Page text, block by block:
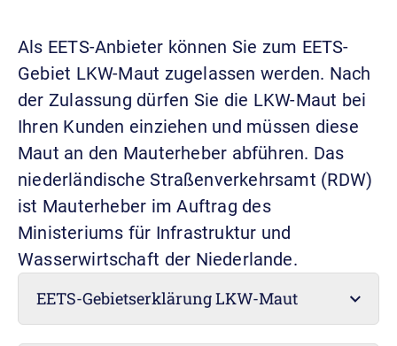
Als EETS-Anbieter können Sie zum EETS-
Gebiet LKW-Maut zugelassen werden. Nach
der Zulassung dürfen Sie die LKW-Maut bei
Ihren Kunden einziehen und müssen diese
Maut an den Mauterheber abführen. Das
niederländische Straßenverkehrsamt (RDW)
ist Mauterheber im Auftrag des
Ministeriums für Infrastruktur und
Wasserwirtschaft der Niederlande.
EETS-Gebietserklärung LKW-Maut